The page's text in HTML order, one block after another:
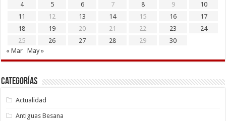
4
5 6 7 8 9
10
11
12 13 14 15 16
17
18
19 20 21 22 23
24
25
26 27 28 29
30
« Mar
May »
Categorías
Actualidad
Antiguas Besana